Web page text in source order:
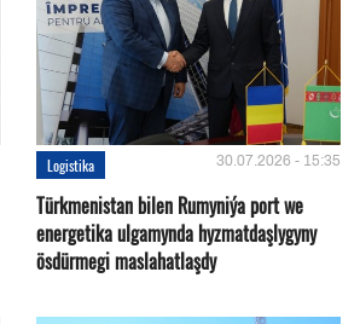
Logistika 30.07.2026 - 15:35
Türkmenistan bilen Rumyniýa port we
energetika ulgamynda hyzmatdaşlygyny
ösdürmegi maslahatlaşdy